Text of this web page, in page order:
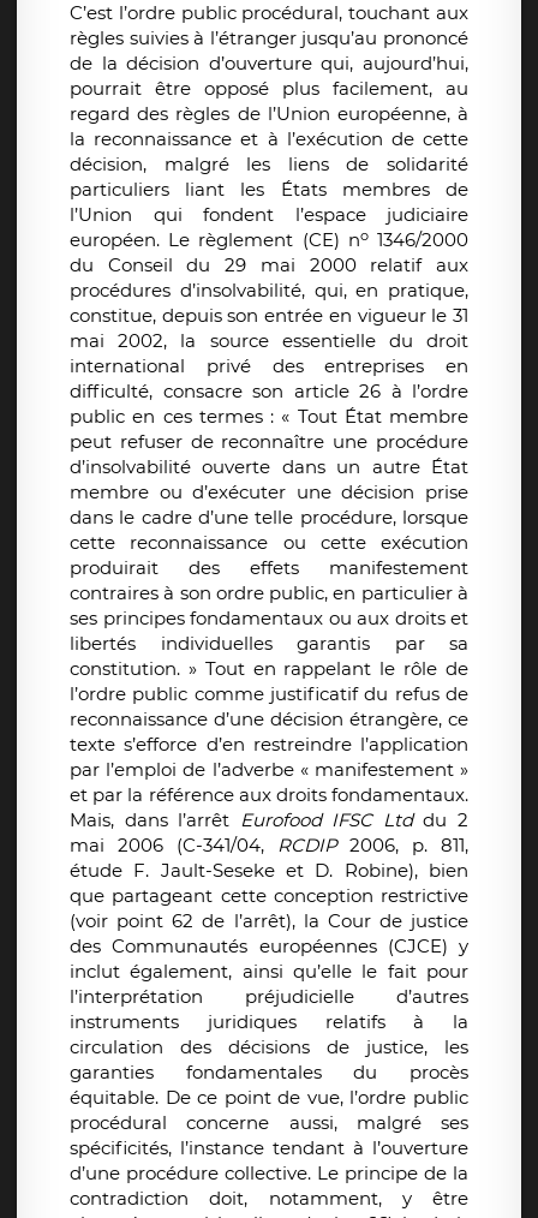
C’est l’ordre public procédural, touchant aux
règles suivies à l’étranger jusqu’au prononcé
de la décision d’ouverture qui, aujourd’hui,
pourrait être opposé plus facilement, au
regard des règles de l’Union européenne, à
la reconnaissance et à l’exécution de cette
décision, malgré les liens de solidarité
particuliers liant les États membres de
l’Union qui fondent l’espace judiciaire
européen. Le règlement (CE) no1346/2000
du Conseil du 29 mai 2000 relatif aux
procédures d’insolvabilité, qui, en pratique,
constitue, depuis son entrée en vigueur le 31
mai 2002, la source essentielle du droit
international privé des entreprises en
difficulté, consacre son article 26 à l’ordre
public en ces termes : « Tout État membre
peut refuser de reconnaître une procédure
d’insolvabilité ouverte dans un autre État
membre ou d’exécuter une décision prise
dans le cadre d’une telle procédure, lorsque
cette reconnaissance ou cette exécution
produirait des effets manifestement
contraires à son ordre public, en particulier à
ses principes fondamentaux ou aux droits et
libertés individuelles garantis par sa
constitution. » Tout en rappelant le rôle de
l’ordre public comme justificatif du refus de
reconnaissance d’une décision étrangère, ce
texte s’efforce d’en restreindre l’application
par l’emploi de l’adverbe « manifestement »
et par la référence aux droits fondamentaux.
Mais, dans l’arrêt Eurofood IFSC Ltddu 2
mai 2006 (C-341/04, RCDIP2006, p. 811,
étude F. Jault-Seseke et D. Robine), bien
que partageant cette conception restrictive
(voir point 62 de l’arrêt), la Cour de justice
des Communautés européennes (CJCE) y
inclut également, ainsi qu’elle le fait pour
l’interprétation préjudicielle d’autres
instruments juridiques relatifs à la
circulation des décisions de justice, les
garanties fondamentales du procès
équitable. De ce point de vue, l’ordre public
procédural concerne aussi, malgré ses
spécificités, l’instance tendant à l’ouverture
d’une procédure collective. Le principe de la
contradiction doit, notamment, y être